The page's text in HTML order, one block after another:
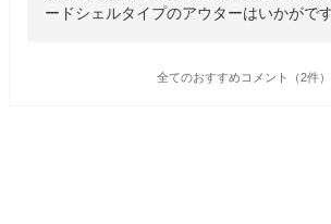
ードシェルタイプのアウターはいかがです
全てのおすすめコメント（2件）